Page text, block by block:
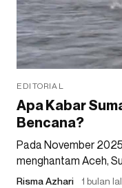
EDITORIAL
Apa Kabar
Bencana?
Pada November
menghantam Aceh,
Risma Azhari 1 bulan